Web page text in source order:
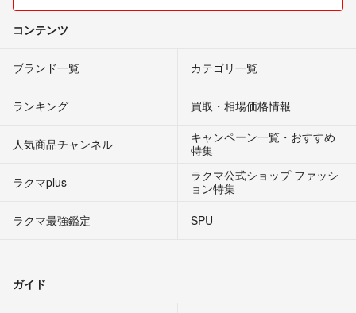
コンテンツ
ブランド一覧 カテゴリ一覧
ランキング 買取・相場価格情報
人気商品チャンネル
キャンペーン一覧・おすすめ
特集
ラクマplus
ラクマ公式ショップ ファッシ
ョン特集
ラクマ最強鑑定
SPU
ガイド